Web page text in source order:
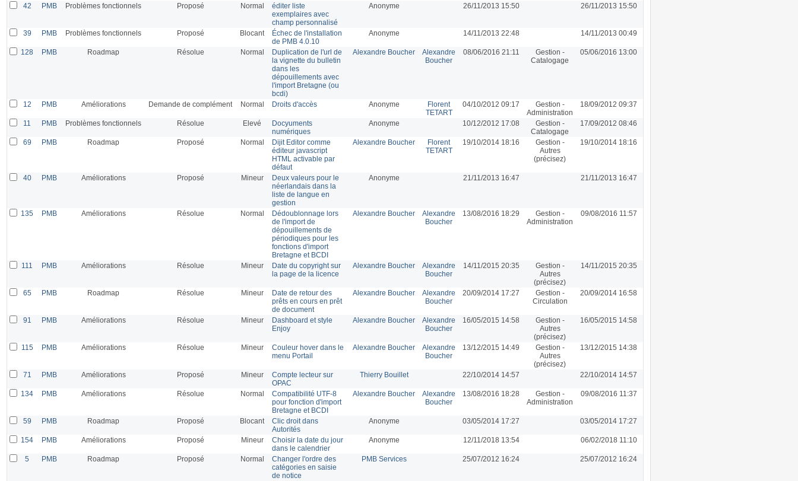
42 PMB Problèmes fonctionnels Proposé Normal
éditer liste
exemplaires avec
champ personnalisé
Anonyme 26/11/2013 15:50 26/11/2013 15:50
39 PMB Problèmes fonctionnels Proposé Blocant
Échec de l'installation
de PMB 4.0.10
Anonyme 14/11/2013 22:48 14/11/2013 00:49
128 PMB Roadmap Résolue Normal
Duplication de l'url de
la vignette du bulletin
dans les
dépouillements avec
l'import Bretagne (ou
bcdi)
Alexandre Boucher
Alexandre
Boucher
08/06/2016 21:11
Gestion -
Catalogage
05/06/2016 13:00
12 PMB Améliorations Demande de complément Normal Droits d'accès Anonyme
Florent
TETART
04/10/2012 09:17
Gestion -
Administration
18/09/2012 09:37
11 PMB Problèmes fonctionnels Résolue Elevé
Docyuments
numériques
Anonyme 10/12/2012 17:08
Gestion -
Catalogage
17/09/2012 08:46
69 PMB Roadmap Proposé Normal
Dijit Editor comme
éditeur javascript
HTML activable par
défaut
Alexandre Boucher
Florent
TETART
19/10/2014 18:16
Gestion -
Autres
(précisez)
19/10/2014 18:16
40 PMB Améliorations Proposé Mineur
Deux valeurs pour le
néerlandais dans la
liste de langue en
gestion
Anonyme 21/11/2013 16:47 21/11/2013 16:47
135 PMB Améliorations Résolue Normal
Dédoublonnage lors
de l'import de
dépouillements de
périodiques pour les
fonctions d'import
Bretagne et BCDI
Alexandre Boucher
Alexandre
Boucher
13/08/2016 18:29
Gestion -
Administration
09/08/2016 11:57
111 PMB Améliorations Résolue Mineur
Date du copyright sur
la page de la licence
Alexandre Boucher
Alexandre
Boucher
14/11/2015 20:35
Gestion -
Autres
(précisez)
14/11/2015 20:35
65 PMB Roadmap Résolue Mineur
Date de retour des
prêts en cours en prêt
de document
Alexandre Boucher
Alexandre
Boucher
20/09/2014 17:27
Gestion -
Circulation
20/09/2014 16:58
91 PMB Améliorations Résolue Mineur
Dashboard et style
Enjoy
Alexandre Boucher
Alexandre
Boucher
16/05/2015 14:58
Gestion -
Autres
(précisez)
16/05/2015 14:58
115 PMB Améliorations Résolue Mineur
Couleur hover dans le
menu Portail
Alexandre Boucher
Alexandre
Boucher
13/12/2015 14:49
Gestion -
Autres
(précisez)
13/12/2015 14:38
71 PMB Améliorations Proposé Mineur
Compte lecteur sur
OPAC
Thierry Bouillet 22/10/2014 14:57 22/10/2014 14:57
134 PMB Améliorations Résolue Normal
Compatibilité UTF-8
pour fonction d'import
Bretagne et BCDI
Alexandre Boucher
Alexandre
Boucher
13/08/2016 18:28
Gestion -
Administration
09/08/2016 11:37
59 PMB Roadmap Proposé Blocant
Clic droit dans
Autorités
Anonyme 03/05/2014 17:27 03/05/2014 17:27
154 PMB Améliorations Proposé Mineur
Choisir la date du jour
dans le calendrier
Anonyme 12/11/2018 13:54 06/02/2018 11:10
5 PMB Roadmap Proposé Normal
Changer l'ordre des
catégories en saisie
de notice
PMB Services 25/07/2012 16:24 25/07/2012 16:24